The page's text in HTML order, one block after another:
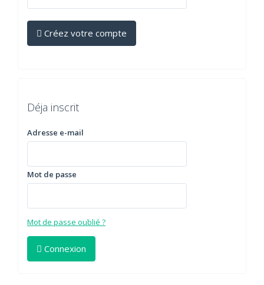
Créez votre compte
Déja inscrit
Adresse e-mail
Mot de passe
Mot de passe oublié ?
Connexion